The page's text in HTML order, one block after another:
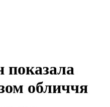
обличчя